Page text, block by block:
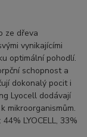
ze dřeva
vynikajícími
optimální pohodlí.
schopnost a
dokonalý pocit i
Lyocell dodávají
mikroorganismům.
LYOCELL, 33%